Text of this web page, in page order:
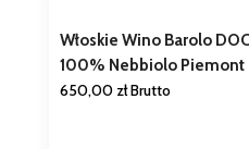
Włoskie Wino Barolo
100% Nebbiolo Piemont
650,00 złBrutto